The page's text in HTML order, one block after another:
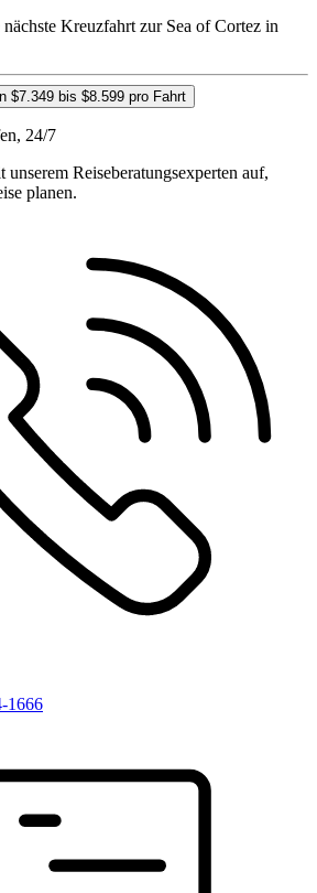
Kreuzfahrt zur Sea of Cortez in
$7.349 bis $8.599 pro Fahrt
24/7
Reiseberatungsexperten auf,
planen.
1666